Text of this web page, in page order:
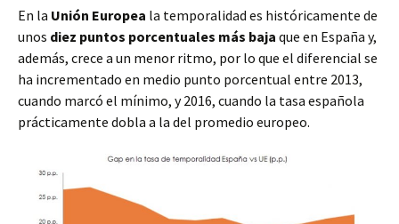
En la Unión Europea la temporalidad es históricamente de
unos diez puntos porcentuales más baja que en España y,
además, crece a un menor ritmo, por lo que el diferencial se
ha incrementado en medio punto porcentual entre 2013,
cuando marcó el mínimo, y 2016, cuando la tasa española
prácticamente dobla a la del promedio europeo.